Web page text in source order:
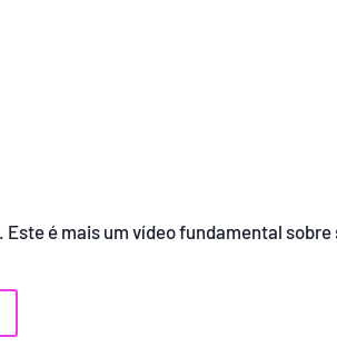
é mais um vídeo fundamental sobre